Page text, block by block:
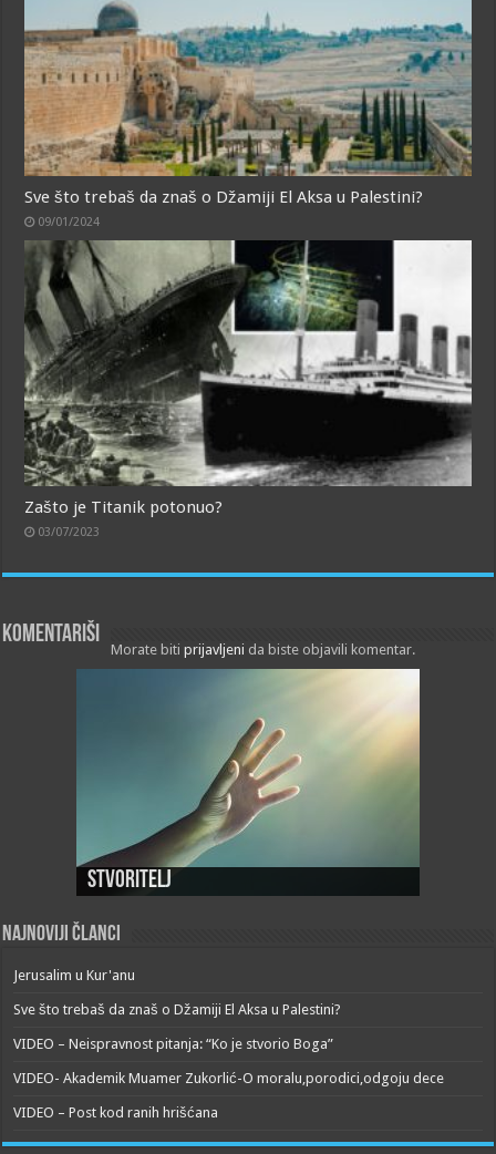
Sve što trebaš da znaš o Džamiji El Aksa u Palestini?
09/01/2024
Zašto je Titanik potonuo?
03/07/2023
Komentariši
Morate bitiprijavljeni da biste objavili komentar.
Stvoritelj
Najnoviji članci
Jerusalim u Kur'anu
Sve što trebaš da znaš o Džamiji El Aksa u Palestini?
VIDEO – Neispravnost pitanja: “Ko je stvorio Boga”
VIDEO- Akademik Muamer Zukorlić-O moralu,porodici,odgoju dece
VIDEO – Post kod ranih hrišćana